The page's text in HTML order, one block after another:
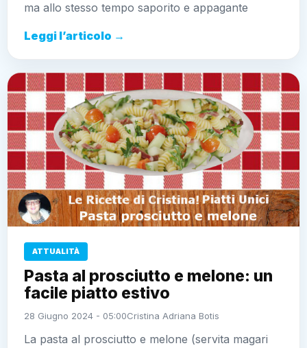
ma allo stesso tempo saporito e appagante
Leggi l’articolo →
ATTUALITÀ
Pasta al prosciutto e melone: un
facile piatto estivo
28 Giugno 2024 - 05:00Cristina Adriana Botis
La pasta al prosciutto e melone (servita magari